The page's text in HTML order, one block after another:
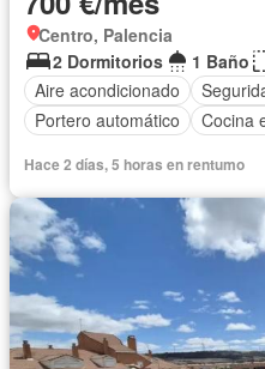
Centro, Palencia
2 Dormitorios
1 Baño
Aire acondicionado
Portero automático
Cocina
Hace 2 días, 5 horas en rentumo